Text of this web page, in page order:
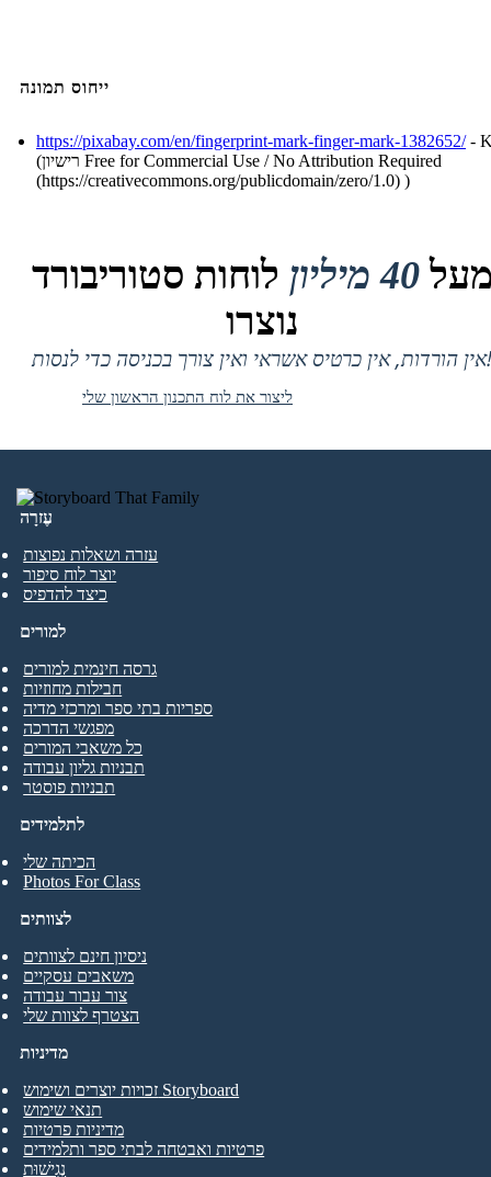
ייחוס תמונה
https://pixabay.com/en/fingerprint-mark-finger-mark-1382652/-
(רישיון Free for Commercial Use / No Attribution Required
(https://creativecommons.org/publicdomain/zero/1.0) )
40 מיליון
לוחות סטוריבורד
נוצרו
אין הורדות, אין כרטיס אשראי ואין צורך בכניסה כדי לנסות!
ליצור את לוח התכנון הראשון שלי
עֶזרָה
עזרה ושאלות נפוצות
יוצר לוח סיפור
כיצד להדפיס
לתלמידים
הכיתה שלי
Photos For Class
למורים
גרסה חינמית למורים
חבילות מחוזיות
ספריות בתי ספר ומרכזי מדיה
מפגשי הדרכה
כל משאבי המורים
תבניות גליון עבודה
תבניות פוסטר
לצוותים
ניסיון חינם לצוותים
משאבים עסקיים
צור עבור עבודה
הצטרף לצוות שלי
מדיניות
זכויות יוצרים ושימוש Storyboard
תנאי שימוש
מדיניות פרטיות
פרטיות ואבטחה לבתי ספר ותלמידים
נְגִישׁוּת